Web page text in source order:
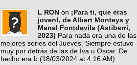
L RON on ¡Para ti, que eras
joven!, de Albert Monteys y
Manel Fontdevila (Astiberri,
2023) Para nada era una de las
mejores series del Jueves. Siempre estuvo
muy por detrás de las de Iva u Oscar. De
hecho era b (18/03/2024 at 4:16 AM)